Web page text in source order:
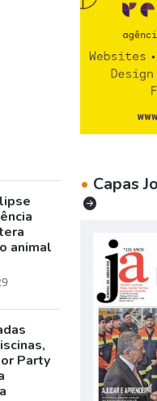
animal
Party
• Capas